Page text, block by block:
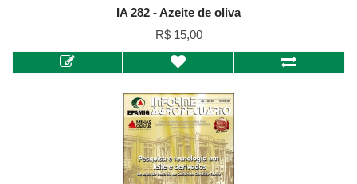
IA 282 - Azeite de oliva
R$ 15,00